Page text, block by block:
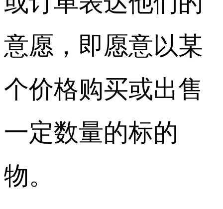
意愿，即愿意以某
个价格购买或出售
一定数量的标的
物。